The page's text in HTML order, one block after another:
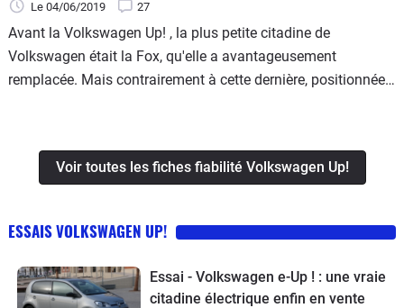
Le 04/06/2019 27
Avant la Volkswagen Up! , la plus petite citadine de
Volkswagen était la Fox, qu'elle a avantageusement
remplacée. Mais contrairement à cette dernière, positionnée
Voir toutes les fiches fiabilité Volkswagen Up!
ESSAIS VOLKSWAGEN UP!
Essai - Volkswagen e-Up ! : une vraie
citadine électrique enfin en vente